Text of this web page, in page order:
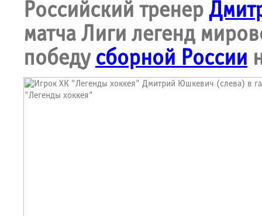
Российский тренер
матча Лиги легенд
победу сборной России